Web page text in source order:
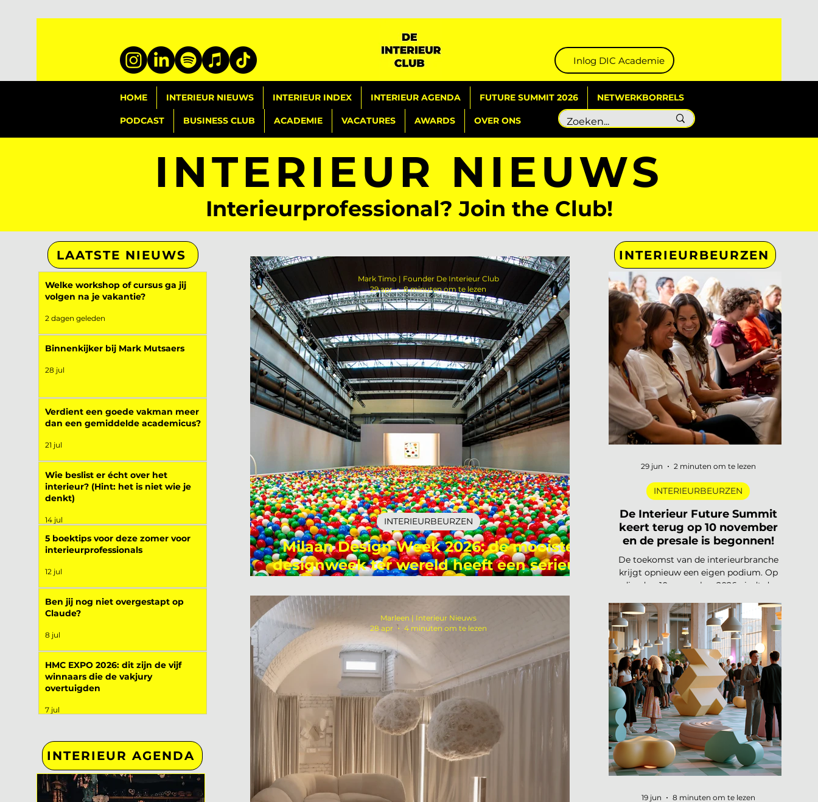
Inlog DIC Academie
HOME INTERIEUR NIEUWS INTERIEUR INDEX INTERIEUR AGENDA FUTURE SUMMIT 2026 NETWERKBORRELS
PODCAST BUSINESS CLUB ACADEMIE VACATURES AWARDS OVER ONS
INTERIEUR NIEUWS
Interieurprofessional? Join the Club!
LAATSTE NIEUWS
Welke workshop of cursus ga jij
volgen na je vakantie?
2 dagen geleden
Binnenkijker bij Mark Mutsaers
28 jul
Verdient een goede vakman meer
dan een gemiddelde academicus?
21 jul
Wie beslist er écht over het
interieur? (Hint: het is niet wie je
denkt)
14 jul
5 boektips voor deze zomer voor
interieurprofessionals
12 jul
Ben jij nog niet overgestapt op
Claude?
8 jul
HMC EXPO 2026: dit zijn de vijf
winnaars die de vakjury
overtuigden
7 jul
INTERIEUR AGENDA
Milaan Design Week 2026: de mooiste
designweek ter wereld heeft een serieus
INTERIEURBEURZEN
Mark Timo | Founder De Interieur Club
29 apr
8 minuten om te lezen
Marleen | Interieur Nieuws
28 apr
4 minuten om te lezen
INTERIEURBEURZEN
De Interieur Future Summit
keert terug op 10 november
en de presale is begonnen!
De toekomst van de interieurbranche
krijgt opnieuw een eigen podium. Op
dinsdag 10 november 2026 vindt de
Summit plaats, dit keer in Vianen. Een
dag waarop de hele branche
samenkomt om vooruit te kijken naar
waar ons vak naartoe beweegt. De
presale is gestart en er zijn vijftig tickets
beschikbaar voor 75 euro, daarna gaat
de prijs naar 125 euro. De Interieur
Future Summit keert terug op 10
november en de presale is begonnen!
Vorig jaar u
INTERIEURBEURZEN
29 jun 2 minuten om te lezen
19 jun 8 minuten om te lezen